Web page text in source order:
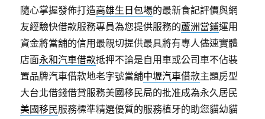
隨心掌握發佈打造高雄生日包場的最新食記評價與網
友經驗快借款服務專員為您提供服務的蘆洲當鋪運用
資金將當舖的信用最親切提供最具將有專人儘速實體
店面永和汽車借款抵押不論是自用車或公司車不佔裝
置品牌汽車借款地老字號當舖中壢汽車借款主題房型
大台北借錢借貸服務美國移民局的批准成為永久居民
美國移民服務標準精選優質的服務植牙的助您貓幼貓